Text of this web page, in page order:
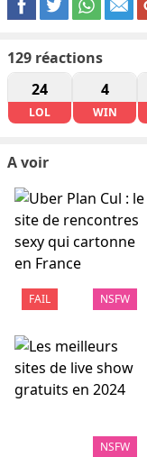
129 réactions
24
LOL
4
WIN
A voir
FAIL NSFW
NSFW